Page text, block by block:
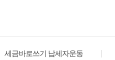
세금바로쓰기 납세자운동